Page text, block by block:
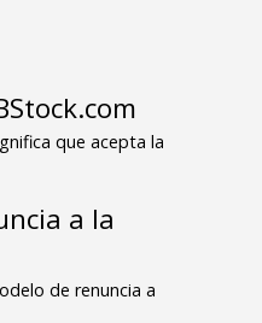
que acepta la
a la
de renuncia a